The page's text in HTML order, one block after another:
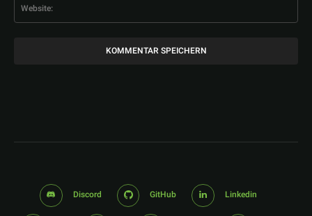
Discord GitHub Linkedin